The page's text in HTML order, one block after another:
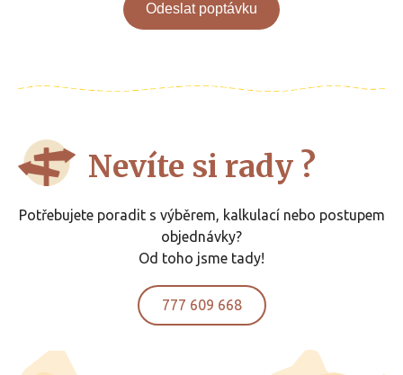
Odeslat poptávku
Nevíte si rady ?
Potřebujete poradit s výběrem, kalkulací nebo postupem
objednávky?
Od toho jsme tady!
777 609 668